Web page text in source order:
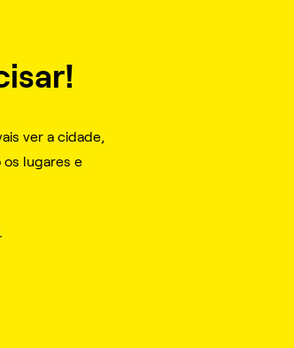
ver a cidade,
os lugares e